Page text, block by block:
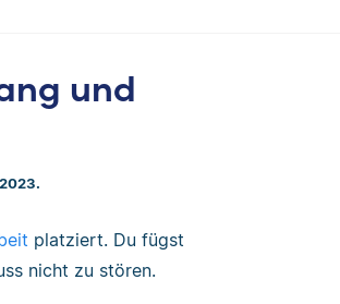
und
platziert. Du fügst
nicht zu stören.